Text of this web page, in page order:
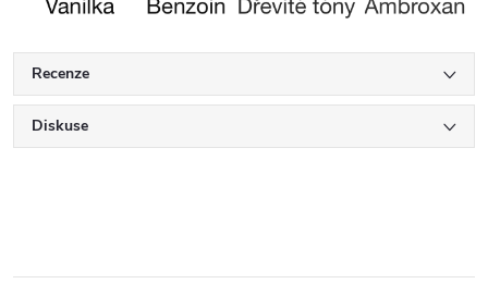
Recenze
Diskuse